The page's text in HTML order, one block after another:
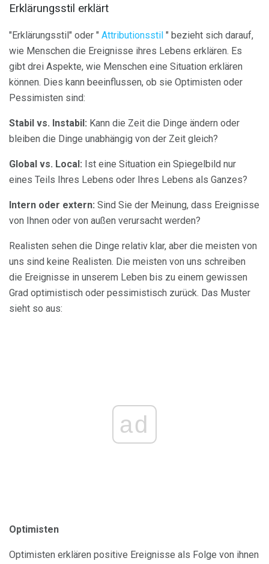
Erklärungsstil erklärt
"Erklärungsstil" oder " Attributionsstil " bezieht sich darauf,
wie Menschen die Ereignisse ihres Lebens erklären. Es
gibt drei Aspekte, wie Menschen eine Situation erklären
können. Dies kann beeinflussen, ob sie Optimisten oder
Pessimisten sind:
Stabil vs. Instabil: Kann die Zeit die Dinge ändern oder
bleiben die Dinge unabhängig von der Zeit gleich?
Global vs. Local: Ist eine Situation ein Spiegelbild nur
eines Teils Ihres Lebens oder Ihres Lebens als Ganzes?
Intern oder extern: Sind Sie der Meinung, dass Ereignisse
von Ihnen oder von außen verursacht werden?
Realisten sehen die Dinge relativ klar, aber die meisten von
uns sind keine Realisten. Die meisten von uns schreiben
die Ereignisse in unserem Leben bis zu einem gewissen
Grad optimistisch oder pessimistisch zurück. Das Muster
sieht so aus:
ad
Optimisten
Optimisten erklären positive Ereignisse als Folge von ihnen